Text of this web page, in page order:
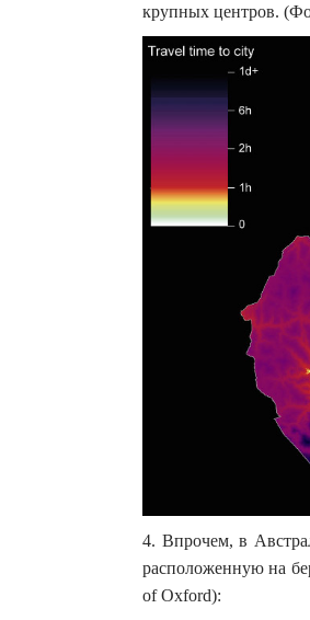
крупных центров.
4. Впрочем, в
расположенную на
of Oxford):